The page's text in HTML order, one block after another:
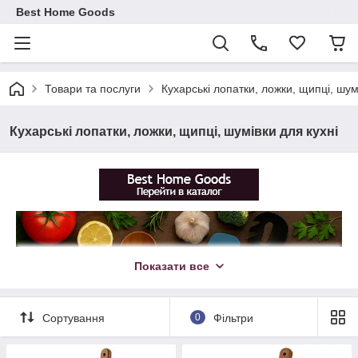
Best Home Goods
Товари та послуги Кухарські лопатки, ложки, щипці,
Кухарські лопатки, ложки, щипці, шумівки для кухні
Показати все
Сортування 0 Фільтри